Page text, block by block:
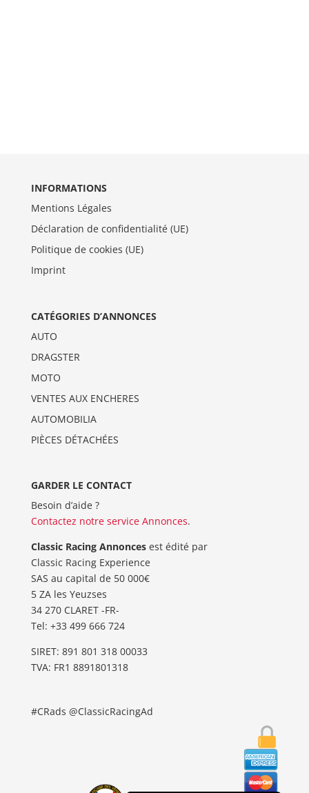
INFORMATIONS
Mentions Légales
Déclaration de confidentialité (UE)
Politique de cookies (UE)
Imprint
CATÉGORIES D’ANNONCES
AUTO
DRAGSTER
MOTO
VENTES AUX ENCHERES
AUTOMOBILIA
PIÈCES DÉTACHÉES
GARDER LE CONTACT
Besoin d’aide ?
Contactez notre service Annonces.
Classic Racing Annoncesest édité par
Classic Racing Experience
SAS au capital de 50 000€
5 ZA les Yeuzses
34 270 CLARET -FR-
Tel: ‭+33 499 666 724‬
SIRET: 891 801 318 00033
TVA: FR1 8891801318
#CRads @ClassicRacingAd